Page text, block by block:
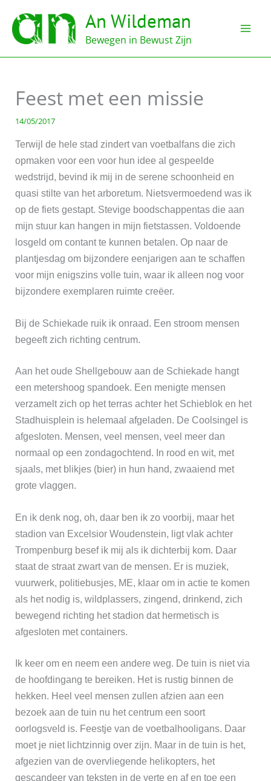
naar
inhoud
An Wildeman
Bewegen in Bewust Zijn
Feest met een missie
14/05/2017
Terwijl de hele stad zindert van voetbalfans die zich
opmaken voor een voor hun idee al gespeelde
wedstrijd, bevind ik mij in de serene schoonheid en
quasi stilte van het arboretum. Nietsvermoedend was ik
op de fiets gestapt. Stevige boodschappentas die aan
mijn stuur kan hangen in mijn fietstassen. Voldoende
losgeld om contant te kunnen betalen. Op naar de
plantjesdag om bijzondere eenjarigen aan te schaffen
voor mijn enigszins volle tuin, waar ik alleen nog voor
bijzondere exemplaren ruimte creëer.
Bij de Schiekade ruik ik onraad. Een stroom mensen
begeeft zich richting centrum.
Aan het oude Shellgebouw aan de Schiekade hangt
een metershoog spandoek. Een menigte mensen
verzamelt zich op het terras achter het Schieblok en het
Stadhuisplein is helemaal afgeladen. De Coolsingel is
afgesloten. Mensen, veel mensen, veel meer dan
normaal op een zondagochtend. In rood en wit, met
sjaals, met blikjes (bier) in hun hand, zwaaiend met
grote vlaggen.
En ik denk nog, oh, daar ben ik zo voorbij, maar het
stadion van Excelsior Woudenstein, ligt vlak achter
Trompenburg besef ik mij als ik dichterbij kom. Daar
staat de straat zwart van de mensen. Er is muziek,
vuurwerk, politiebusjes, ME, klaar om in actie te komen
als het nodig is, wildplassers, zingend, drinkend, zich
bewegend richting het stadion dat hermetisch is
afgesloten met containers.
Ik keer om en neem een andere weg. De tuin is niet via
de hoofdingang te bereiken. Het is rustig binnen de
hekken. Heel veel mensen zullen afzien aan een
bezoek aan de tuin nu het centrum een soort
oorlogsveld is. Feestje van de voetbalhooligans. Daar
moet je niet lichtzinnig over zijn. Maar in de tuin is het,
afgezien van de overvliegende helikopters, het
gescandeer van teksten in de verte en af en toe een